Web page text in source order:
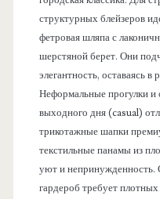
структурных блейзеров
фетровая шляпа с
шерстяной берет. Они
элегантность, оставаясь в
Неформальные прогулки и
выходного дня (casual)
трикотажные шапки
текстильные панамы из
уют и непринужденность.
гардероб требует